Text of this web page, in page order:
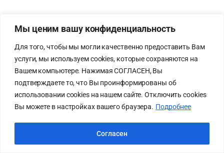
Мы ценим вашу конфиденциальность
Для того, чтобы мы могли качественно предоставить Вам
услуги, мы используем cookies, которые сохраняются на
Вашем компьютере. Нажимая СОГЛАСЕН, Вы
подтверждаете то, что Вы проинформированы об
использовании cookies на нашем сайте. Отключить cookies
Вы можете в настройках вашего браузера. Подробнее
Согласен